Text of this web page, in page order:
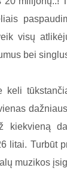
visų
bei
litai. Turbūt
muzikos